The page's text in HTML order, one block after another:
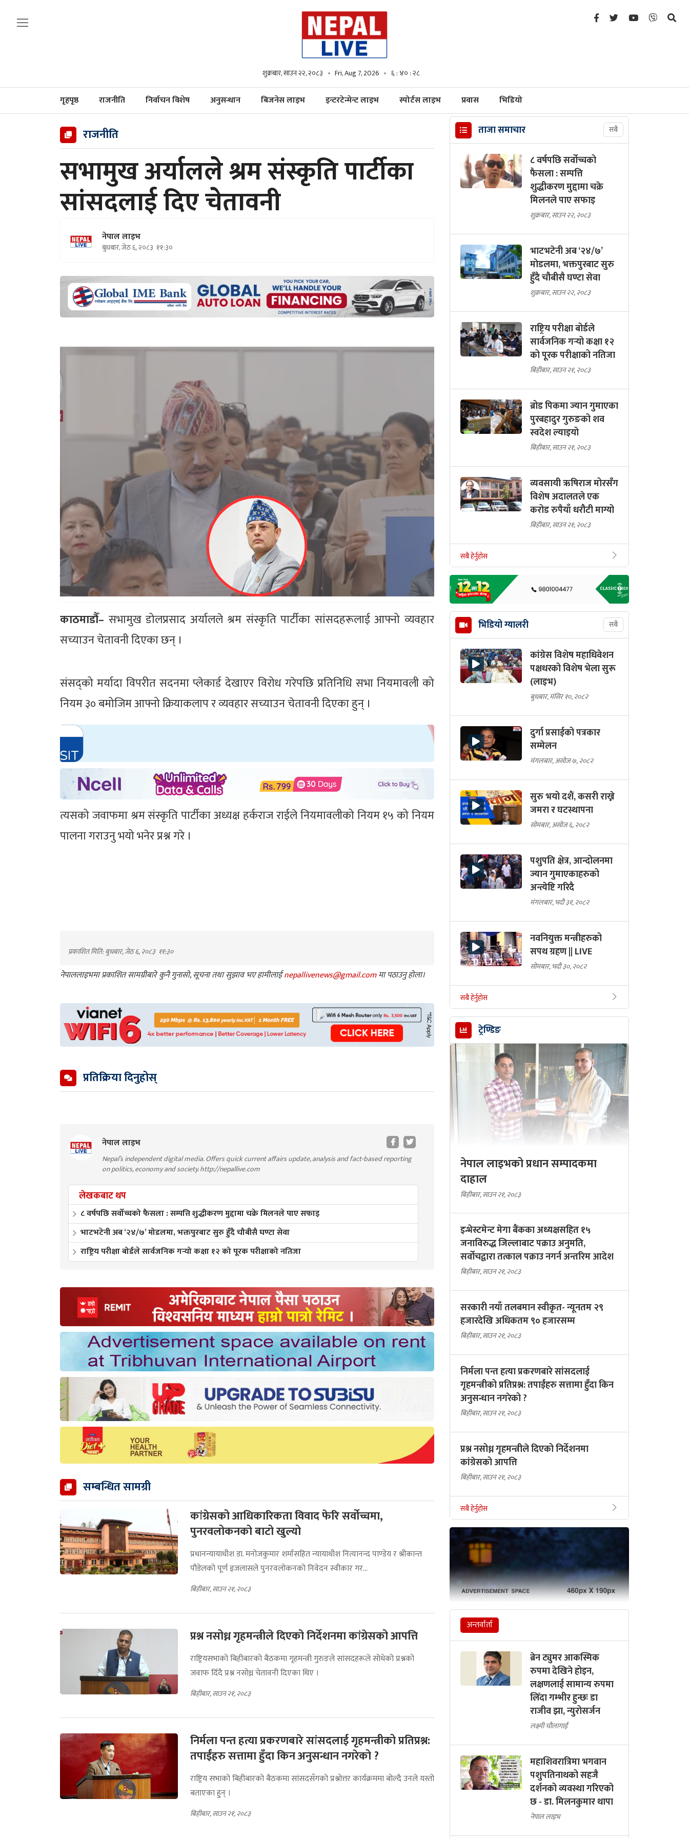
शुक्रबार, साउन २२, २०८३ Fri, Aug 7, 2026 ६ : ४० : ३०
गृहपृष्ठ राजनीति निर्वाचन विशेष अनुसन्धान बिजनेस लाइभ इन्टरटेन्मेन्ट लाइभ स्पोर्टस लाइभ प्रवास भिडियो
राजनीति
सभामुख अर्यालले श्रम संस्कृति पार्टीका
सांसदलाई दिए चेतावनी
नेपाल लाइभ
बुधबार, जेठ ६, २०८३ ११:३०
काठमाडौँ– सभामुख डोलप्रसाद अर्यालले श्रम संस्कृति पार्टीका सांसदहरूलाई आफ्नो व्यवहार
सच्याउन चेतावनी दिएका छन् ।
संसद्को मर्यादा विपरीत सदनमा प्लेकार्ड देखाएर विरोध गरेपछि प्रतिनिधि सभा नियमावली को
नियम ३० बमोजिम आफ्नो क्रियाकलाप र व्यवहार सच्याउन चेतावनी दिएका हुन् ।
त्यसको जवाफमा श्रम संस्कृति पार्टीका अध्यक्ष हर्कराज राईले नियमावलीको नियम १५ को नियम
पालना गराउनु भयो भनेर प्रश्न गरे ।
प्रकाशित मिति: बुधबार, जेठ ६, २०८३ ११:३०
नेपाललाइभमा प्रकाशित सामग्रीबारे कुनै गुनासो, सूचना तथा सुझाव भए हामीलाईnepallivenews@gmail.comमा पठाउनु होला।
प्रतिक्रिया दिनुहोस्
नेपाल लाइभ
Nepal’s independent digital media. Offers quick current affairs update, analysis and fact-based reporting
on politics, economy and society. http://nepallive.com
लेखकबाट थप
८ वर्षपछि सर्वोच्चको फैसला : सम्पत्ति शुद्धीकरण मुद्दामा चक्रे मिलनले पाए सफाइ
भाटभटेनी अब ‘२४/७’ मोडलमा, भक्तपुरबाट सुरु हुँदै चौबीसै घण्टा सेवा
राष्ट्रिय परीक्षा बोर्डले सार्वजनिक गर्‍यो कक्षा १२ को पूरक परीक्षाको नतिजा
सम्बन्धित सामग्री
कांग्रेसको आधिकारिकता विवाद फेरि सर्वोच्चमा,
पुनरवलोकनको बाटो खुल्यो
प्रधानन्यायाधीश डा. मनोजकुमार शर्मासहित न्यायाधीश नित्यानन्द पाण्डेय र श्रीकान्त
पौडेलको पूर्ण इजलासले पुनरवलोकनको निवेदन स्वीकार गर...
बिहीबार, साउन २१, २०८३
प्रश्न नसोध्न गृहमन्त्रीले दिएको निर्देशनमा कांग्रेसको आपत्ति
राष्ट्रियसभाको बिहीबारको बैठकमा गृहमन्त्री गुरुङले सांसदहरूले सोधेको प्रश्नको
जवाफ दिँदै प्रश्न नसोध्न चेतावनी दिएका थिए ।
बिहीबार, साउन २१, २०८३
निर्मला पन्त हत्या प्रकरणबारे सांसदलाई गृहमन्त्रीको प्रतिप्रश्न:
तपाईंहरु सत्तामा हुँदा किन अनुसन्धान नगरेको ?
राष्ट्रिय सभाको बिहीबारको बैठकमा सांसदसँगको प्रश्नोत्तर कार्यक्रममा बोल्दै उनले यस्तो
बताएका हुन् ।
बिहीबार, साउन २१, २०८३
ताजा समाचार सबै
८ वर्षपछि सर्वोच्चको
फैसला : सम्पत्ति
शुद्धीकरण मुद्दामा चक्रे
मिलनले पाए सफाइ
शुक्रबार, साउन २२, २०८३
भाटभटेनी अब ‘२४/७’
मोडलमा, भक्तपुरबाट सुरु
हुँदै चौबीसै घण्टा सेवा
शुक्रबार, साउन २२, २०८३
राष्ट्रिय परीक्षा बोर्डले
सार्वजनिक गर्‍यो कक्षा १२
को पूरक परीक्षाको नतिजा
बिहीबार, साउन २१, २०८३
ब्रोड पिकमा ज्यान गुमाएका
पुरबहादुर गुरुङको शव
स्वदेश ल्याइयो
बिहीबार, साउन २१, २०८३
व्यवसायी ऋषिराज मोरसँग
विशेष अदालतले एक
करोड रुपैयाँ धरौटी माग्यो
बिहीबार, साउन २१, २०८३
सबै हेर्नुहोस
भिडियो ग्यालरी सबै
कांग्रेस विशेष महाधिवेशन
पक्षधरको विशेष भेला सुरू
(लाइभ)
बुधबार, मंसिर १०, २०८२
दुर्गा प्रसाईको पत्रकार
सम्मेलन
मंगलबार, असोज ७, २०८२
सुरु भयो दशैं, कसरी राख्ने
जमरा र घटस्थापना
सोमबार, असोज ६, २०८२
पशुपति क्षेत्र, आन्दोलनमा
ज्यान गुमाएकाहरुको
अन्त्येष्टि गरिदै
मंगलबार, भदौ ३१, २०८२
नवनियुक्त मन्त्रीहरुको
सपथ ग्रहण || LIVE
सोमबार, भदौ ३०, २०८२
सबै हेर्नुहोस
ट्रेण्डिङ
नेपाल लाइभको प्रधान सम्पादकमा
दाहाल
बिहीबार, साउन २१, २०८३
इन्भेस्टमेन्ट मेगा बैंकका अध्यक्षसहित १५
जनाविरुद्ध जिल्लाबाट पक्राउ अनुमति,
सर्वोचद्वारा तत्काल पक्राउ नगर्न अन्तरिम आदेश
बिहीबार, साउन २१, २०८३
सरकारी नयाँ तलबमान स्वीकृत- न्यूनतम २९
हजारदेखि अधिकतम ९० हजारसम्म
बिहीबार, साउन २१, २०८३
निर्मला पन्त हत्या प्रकरणबारे सांसदलाई
गृहमन्त्रीको प्रतिप्रश्न: तपाईंहरु सत्तामा हुँदा किन
अनुसन्धान नगरेको ?
बिहीबार, साउन २१, २०८३
प्रश्न नसोध्न गृहमन्त्रीले दिएको निर्देशनमा
कांग्रेसको आपत्ति
बिहीबार, साउन २१, २०८३
सबै हेर्नुहोस
अन्तर्वार्ता
ब्रेन ट्युमर आकस्मिक
रुपमा देखिने होइन,
लक्षणलाई सामान्य रुपमा
लिँदा गम्भीर हुन्छः डा
राजीव झा, न्युरोसर्जन
लक्ष्मी चौलागाईं
महाशिवरात्रिमा भगवान
पशुपतिनाथको सहजै
दर्शनको व्यवस्था गरिएको
छ - डा. मिलनकुमार थापा
नेपाल लाइभ